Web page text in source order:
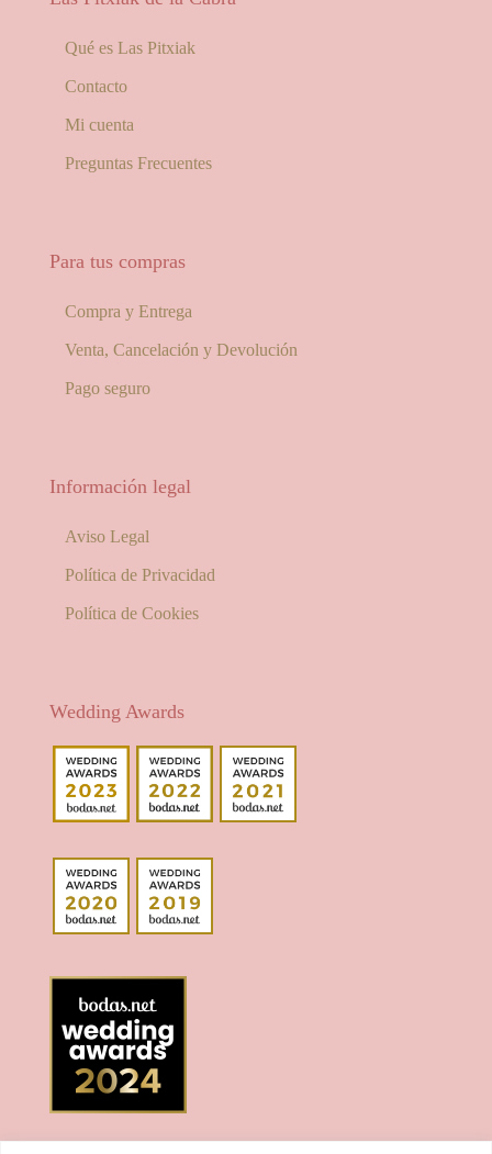
Qué es Las Pitxiak
Contacto
Mi cuenta
Preguntas Frecuentes
Para tus compras
Compra y Entrega
Venta, Cancelación y Devolución
Pago seguro
Información legal
Aviso Legal
Política de Privacidad
Política de Cookies
Wedding Awards